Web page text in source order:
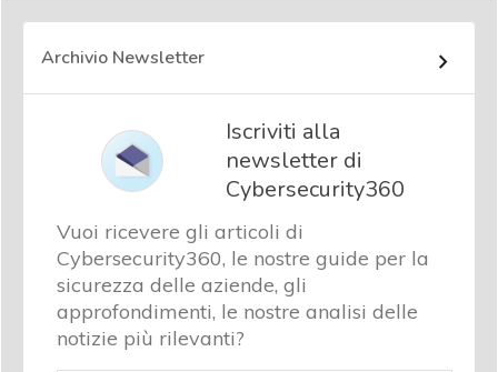
Archivio Newsletter
Iscriviti alla
newsletter di
Cybersecurity360
Vuoi ricevere gli articoli di
Cybersecurity360, le nostre guide per la
sicurezza delle aziende, gli
approfondimenti, le nostre analisi delle
notizie più rilevanti?